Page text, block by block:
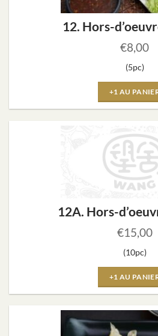
12. Hors-
€8,00
(5pc)
+1 AU
12A. Hors-
€15,00
(10pc)
+1 AU